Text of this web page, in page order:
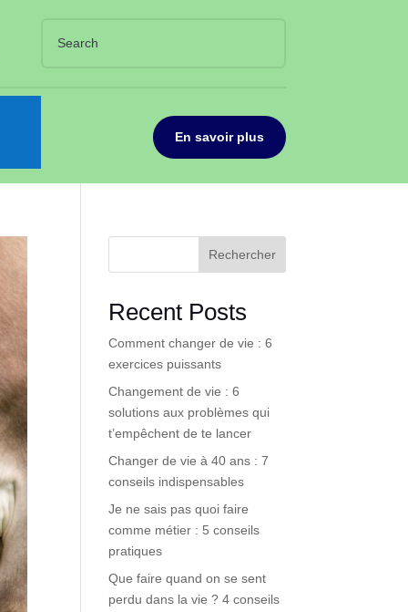
En savoir plus
Rechercher
Recent Posts
Comment changer de vie : 6
exercices puissants
Changement de vie : 6
solutions aux problèmes qui
t’empêchent de te lancer
Changer de vie à 40 ans : 7
conseils indispensables
Je ne sais pas quoi faire
comme métier : 5 conseils
pratiques
Que faire quand on se sent
perdu dans la vie ? 4 conseils